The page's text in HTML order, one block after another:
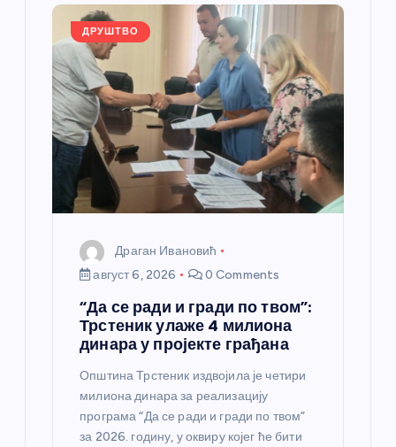
ДРУШТВО
Драган Ивановић
август 6, 2026
0 Comments
“Да се ради и гради по твом”:
Трстеник улаже 4 милиона
динара у пројекте грађана
Општина Трстеник издвојила је четири
милиона динара за реализацију
програма “Да се ради и гради по твом”
за 2026. годину, у оквиру којег ће бити